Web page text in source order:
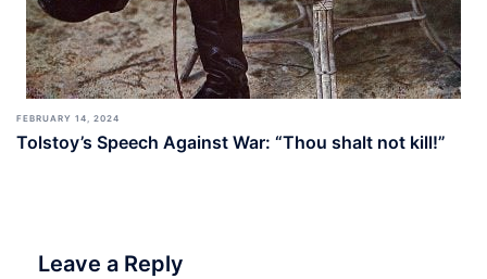
FEBRUARY 14, 2024
Tolstoy’s Speech Against War: “Thou shalt not kill!”
Leave a Reply